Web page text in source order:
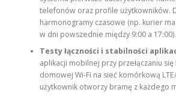
telefonów oraz profile użytkowników.
harmonogramy czasowe (np. kurier
w dni powszednie między 9:00 a 17:00).
Testy łączności i stabilności
aplikacji mobilnej przy przełączaniu
domowej Wi-Fi na sieć komórkową
użytkownik otworzy bramę z każdego